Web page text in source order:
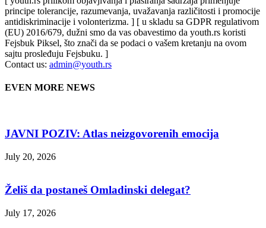
principe tolerancije, razumevanja, uvažavanja različitosti i promocije
antidiskriminacije i volonterizma. ] [ u skladu sa GDPR regulativom
(EU) 2016/679, dužni smo da vas obavestimo da youth.rs koristi
Fejsbuk Piksel, što znači da se podaci o vašem kretanju na ovom
sajtu prosleđuju Fejsbuku. ]
Contact us: admin@youth.rs
EVEN MORE NEWS
JAVNI POZIV: Atlas neizgovorenih emocija
July 20, 2026
Želiš da postaneš Omladinski delegat?
July 17, 2026